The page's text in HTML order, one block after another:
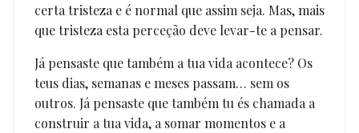
certa tristeza e é normal que assim seja. Mas, mais
que tristeza esta perceção deve levar-te a pensar.
Já pensaste que também a tua vida acontece? Os
teus dias, semanas e meses passam… sem os
outros. Já pensaste que também tu és chamada a
construir a tua vida, a somar momentos e a